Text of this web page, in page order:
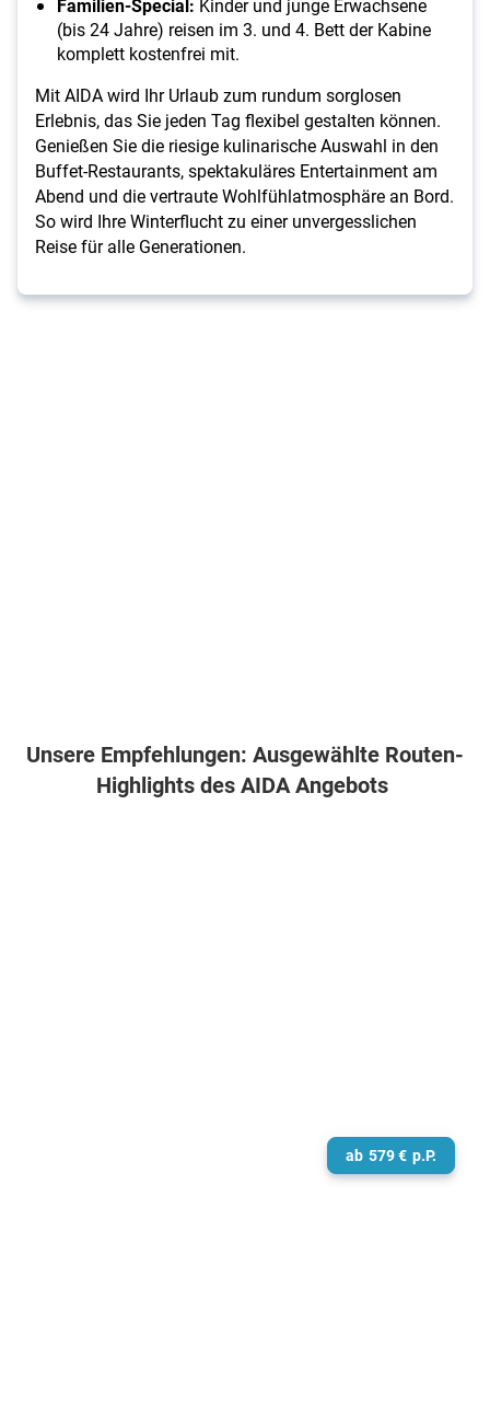
Familien-Special: Kinder und junge Erwachsene
(bis 24 Jahre) reisen im 3. und 4. Bett der Kabine
komplett kostenfrei mit.
Mit AIDA wird Ihr Urlaub zum rundum sorglosen
Erlebnis, das Sie jeden Tag flexibel gestalten können.
Genießen Sie die riesige kulinarische Auswahl in den
Buffet-Restaurants, spektakuläres Entertainment am
Abend und die vertraute Wohlfühlatmosphäre an Bord.
So wird Ihre Winterflucht zu einer unvergesslichen
Reise für alle Generationen.
Unsere Empfehlungen: Ausgewählte Routen-
Highlights des AIDA Angebots
ab 579€ p.P.